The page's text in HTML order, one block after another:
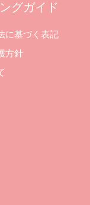
グガイド
に基づく表記
方針